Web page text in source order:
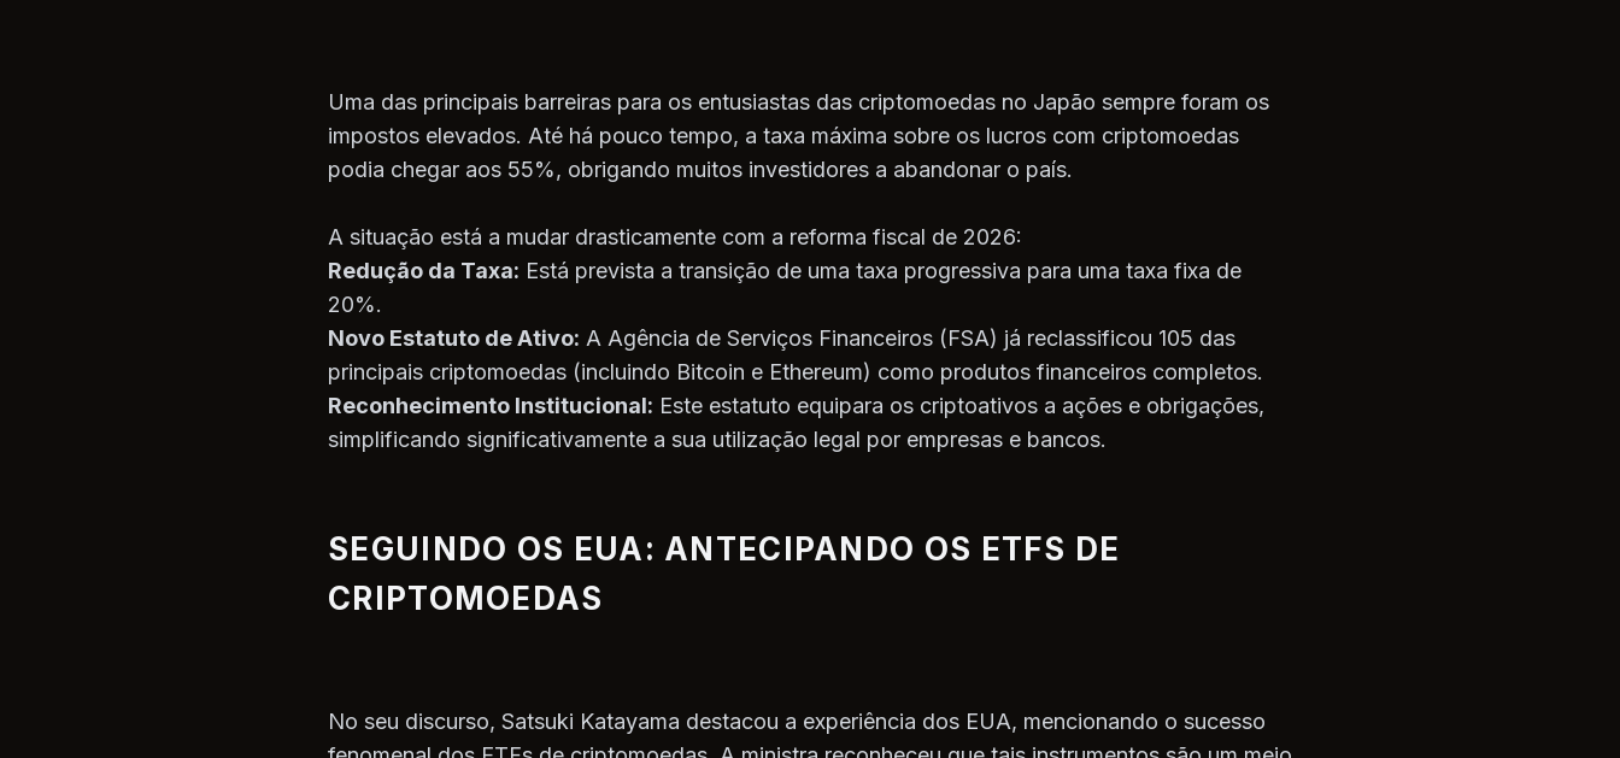
Uma das principais barreiras para os entusiastas das criptomoedas no Japão sempre foram os
impostos elevados. Até há pouco tempo, a taxa máxima sobre os lucros com criptomoedas
podia chegar aos 55%, obrigando muitos investidores a abandonar o país.
A situação está a mudar drasticamente com a reforma fiscal de 2026:
Redução da Taxa: Está prevista a transição de uma taxa progressiva para uma taxa fixa de
20%.
Novo Estatuto de Ativo: A Agência de Serviços Financeiros (FSA) já reclassificou 105 das
principais criptomoedas (incluindo Bitcoin e Ethereum) como produtos financeiros completos.
Reconhecimento Institucional: Este estatuto equipara os criptoativos a ações e obrigações,
simplificando significativamente a sua utilização legal por empresas e bancos.
SEGUINDO OS EUA: ANTECIPANDO OS ETFS DE
CRIPTOMOEDAS
No seu discurso, Satsuki Katayama destacou a experiência dos EUA, mencionando o sucesso